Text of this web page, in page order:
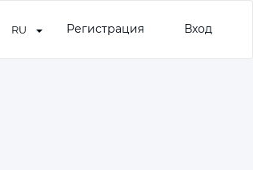
RU Регистрация Вход